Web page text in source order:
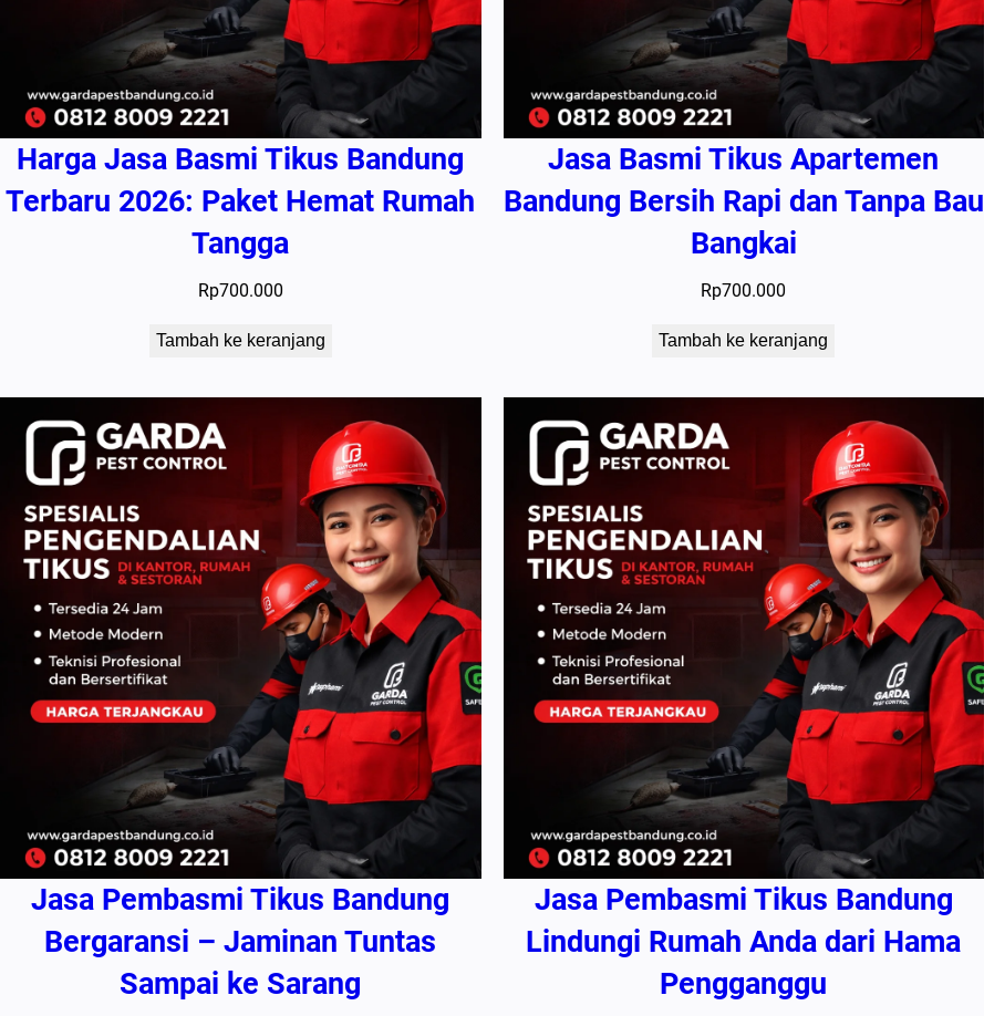
Harga Jasa Basmi Tikus Bandung
Terbaru 2026: Paket Hemat Rumah
Tangga
Rp700.000
Tambah ke keranjang
Jasa Basmi Tikus Apartemen
Bandung Bersih Rapi dan Tanpa Bau
Bangkai
Rp700.000
Tambah ke keranjang
Jasa Pembasmi Tikus Bandung
Bergaransi – Jaminan Tuntas
Sampai ke Sarang
Jasa Pembasmi Tikus Bandung
Lindungi Rumah Anda dari Hama
Pengganggu